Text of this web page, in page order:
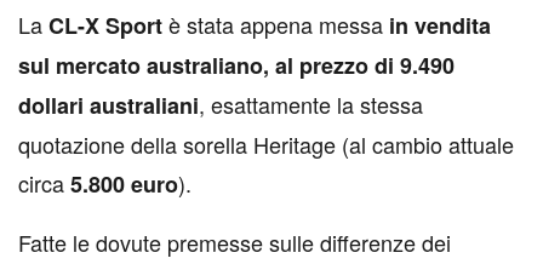
LaCL-X Sportè stata appena messa in vendita
sul mercato australiano, al prezzo di 9.490
dollari australiani, esattamente la stessa
quotazione della sorella Heritage (al cambio attuale
circa5.800 euro).
Fatte le dovute premesse sulle differenze dei